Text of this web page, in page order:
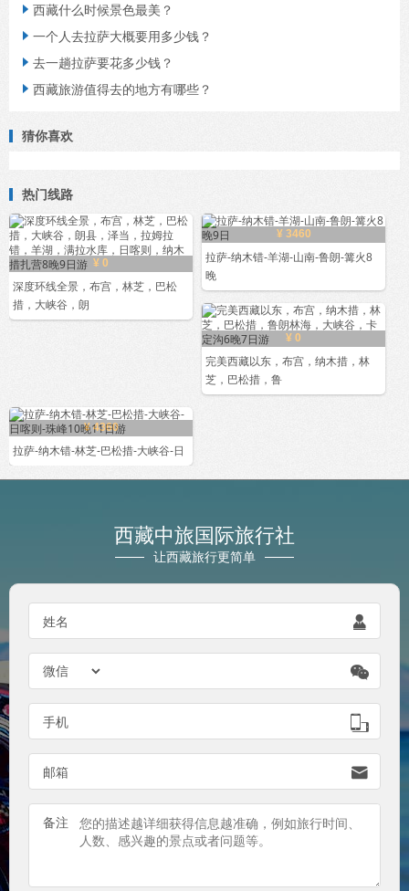
 西藏什么时候景色最美？
 一个人去拉萨大概要用多少钱？
 去一趟拉萨要花多少钱？
 西藏旅游值得去的地方有哪些？
猜你喜欢
热门线路
¥ 0
深度环线全景，布宫，林芝，巴松
措，大峡谷，朗
¥ 3460
拉萨-纳木错-羊湖-山南-鲁朗-篝火8
晚
¥ 0
完美西藏以东，布宫，纳木措，林
芝，巴松措，鲁
¥ 4360
拉萨-纳木错-林芝-巴松措-大峡谷-日
西藏中旅国际旅行社
让西藏旅行更简单
姓名 

手机 
邮箱 
备注